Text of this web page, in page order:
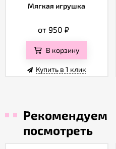
Мягкая игрушка
от 950₽
В корзину
Купить в 1 клик
Рекомендуем
посмотреть